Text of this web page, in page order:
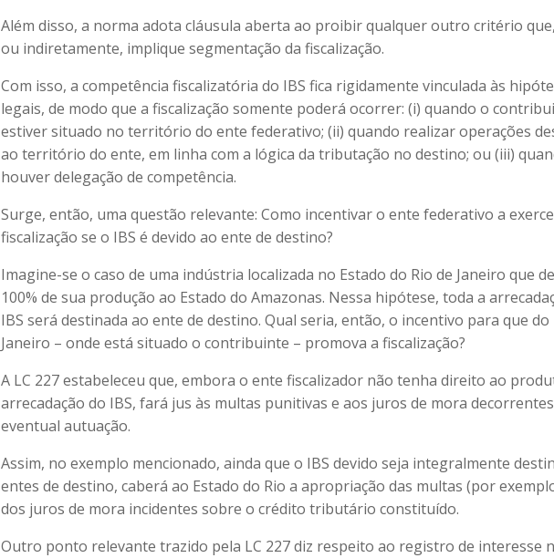
Além disso, a norma adota cláusula aberta ao proibir qualquer outro critério
ou indiretamente, implique segmentação da fiscalização.
Com isso, a competência fiscalizatória do IBS fica rigidamente vinculada às
legais, de modo que a fiscalização somente poderá ocorrer: (i) quando o
estiver situado no território do ente federativo; (ii) quando realizar operações
ao território do ente, em linha com a lógica da tributação no destino; ou (iii)
houver delegação de competência.
Surge, então, uma questão relevante: Como incentivar o ente federativo a
fiscalização se o IBS é devido ao ente de destino?
Imagine-se o caso de uma indústria localizada no Estado do Rio de Janeiro que
100% de sua produção ao Estado do Amazonas. Nessa hipótese, toda a
IBS será destinada ao ente de destino. Qual seria, então, o incentivo para que do
Janeiro – onde está situado o contribuinte – promova a fiscalização?
A LC 227 estabeleceu que, embora o ente fiscalizador não tenha direito ao
arrecadação do IBS, fará jus às multas punitivas e aos juros de mora
eventual autuação.
Assim, no exemplo mencionado, ainda que o IBS devido seja integralmente
entes de destino, caberá ao Estado do Rio a apropriação das multas (por
dos juros de mora incidentes sobre o crédito tributário constituído.
Outro ponto relevante trazido pela LC 227 diz respeito ao registro de interesse